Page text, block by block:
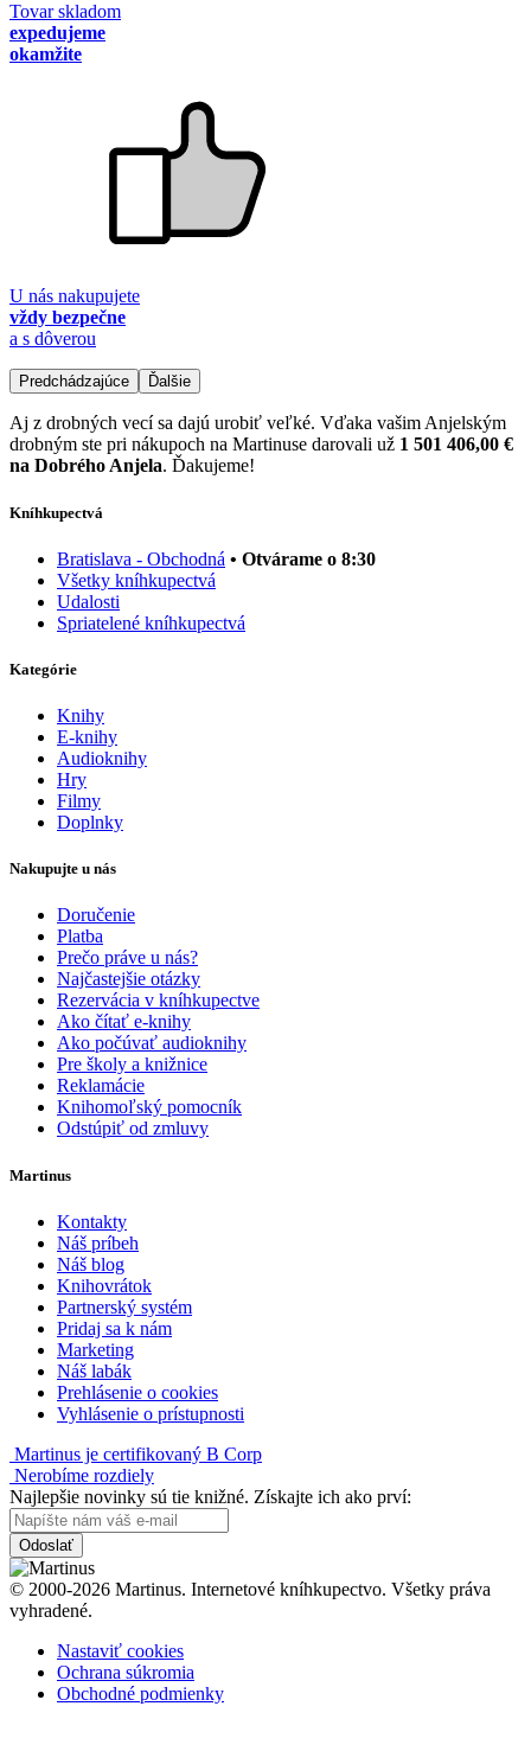
Tovar skladom
expedujeme
okamžite
U nás nakupujete
vždy bezpečne
a s dôverou
Predchádzajúce Ďalšie
Aj z drobných vecí sa dajú urobiť veľké. Vďaka vašim Anjelským
drobným ste pri nákupoch na Martinuse darovali už 1 501 406,00 €
na Dobrého Anjela. Ďakujeme!
Kníhkupectvá
Bratislava - Obchodná • Otvárame o 8:30
Všetky kníhkupectvá
Udalosti
Spriatelené kníhkupectvá
Kategórie
Knihy
E-knihy
Audioknihy
Hry
Filmy
Doplnky
Nakupujte u nás
Doručenie
Platba
Prečo práve u nás?
Najčastejšie otázky
Rezervácia v kníhkupectve
Ako čítať e-knihy
Ako počúvať audioknihy
Pre školy a knižnice
Reklamácie
Knihomoľský pomocník
Odstúpiť od zmluvy
Martinus
Kontakty
Náš príbeh
Náš blog
Knihovrátok
Partnerský systém
Pridaj sa k nám
Marketing
Náš labák
Prehlásenie o cookies
Vyhlásenie o prístupnosti
Martinus je certifikovaný B Corp
Nerobíme rozdiely
Najlepšie novinky sú tie knižné. Získajte ich ako prví:
Odoslať
© 2000-2026 Martinus. Internetové kníhkupectvo. Všetky práva
vyhradené.
Nastaviť cookies
Ochrana súkromia
Obchodné podmienky